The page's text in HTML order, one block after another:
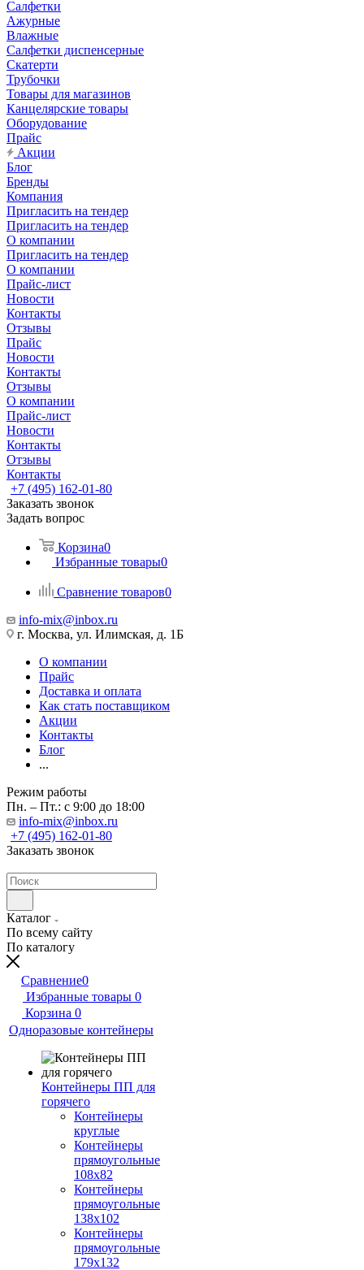
Салфетки
Ажурные
Влажные
Салфетки диспенсерные
Скатерти
Трубочки
Товары для магазинов
Канцелярские товары
Оборудование
Прайс
Акции
Блог
Бренды
Компания
Пригласить на тендер
Пригласить на тендер
О компании
Пригласить на тендер
О компании
Прайс-лист
Новости
Контакты
Отзывы
Прайс
Новости
Контакты
Отзывы
О компании
Прайс-лист
Новости
Контакты
Отзывы
Контакты
+7 (495) 162-01-80
Заказать звонок
Задать вопрос
Корзина0
Избранные товары0
Сравнение товаров0
info-mix@inbox.ru
г. Москва, ул. Илимская, д. 1Б
О компании
Прайс
Доставка и оплата
Как стать поставщиком
Акции
Контакты
Блог
...
Режим работы
Пн. – Пт.: с 9:00 до 18:00
info-mix@inbox.ru
+7 (495) 162-01-80
Заказать звонок
Каталог
По всему сайту
По каталогу
Сравнение0
Избранные товары 0
Корзина 0
Одноразовые контейнеры
Контейнеры ПП для
горячего
Контейнеры
круглые
Контейнеры
прямоугольные
108х82
Контейнеры
прямоугольные
138х102
Контейнеры
прямоугольные
179х132